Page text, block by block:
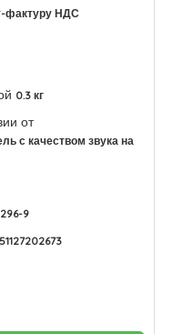
фактуру НДС
0.3 кг
от
с качеством звука на
9
51127202673